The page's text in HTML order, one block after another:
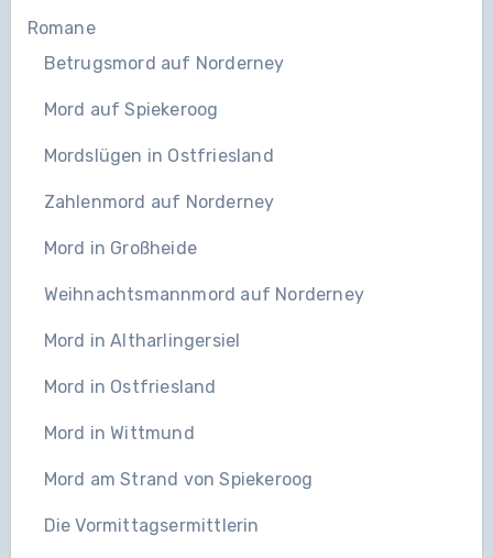
Romane
Betrugsmord auf Norderney
Mord auf Spiekeroog
Mordslügen in Ostfriesland
Zahlenmord auf Norderney
Mord in Großheide
Weihnachtsmannmord auf Norderney
Mord in Altharlingersiel
Mord in Ostfriesland
Mord in Wittmund
Mord am Strand von Spiekeroog
Die Vormittagsermittlerin